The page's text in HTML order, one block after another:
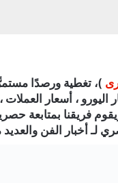
، أسعار العملات
فريقنا بمتابعة
لـ أخبار الفن